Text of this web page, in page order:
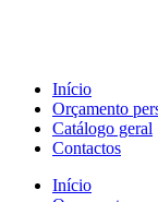
Início
Orçamento
Catálogo geral
Contactos
Início